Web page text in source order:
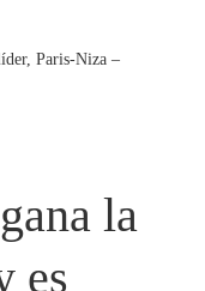
Paris-Niza –
la
es